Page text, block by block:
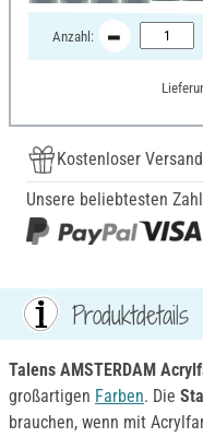
Anzahl:
Kostenloser
Unsere beliebtesten
Produktdetails
Talens AMSTERDAM
großartigen Farben. Die
brauchen, wenn mit